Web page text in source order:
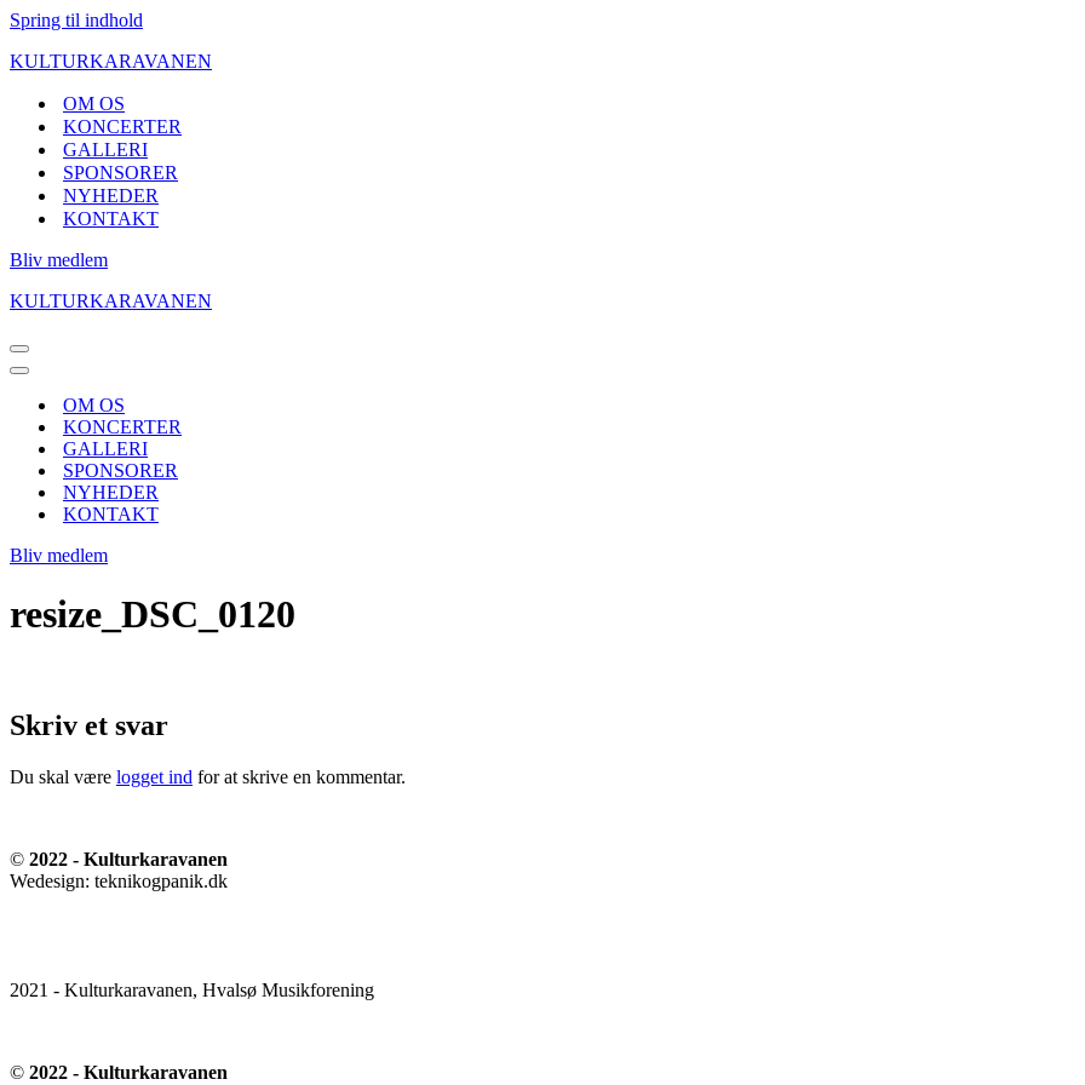
Spring til indhold
KULTURKARAVANEN
OM OS
KONCERTER
GALLERI
SPONSORER
NYHEDER
KONTAKT
Bliv medlem
KULTURKARAVANEN
Navigation
menu
Navigation
OM OS
KONCERTER
GALLERI
SPONSORER
NYHEDER
KONTAKT
Bliv medlem
resize_DSC_0120
Skriv et svar
Du skal være logget ind for at skrive en kommentar.
© 2022 - Kulturkaravanen
Wedesign: teknikogpanik.dk
2021 - Kulturkaravanen, Hvalsø Musikforening
© 2022 - Kulturkaravanen